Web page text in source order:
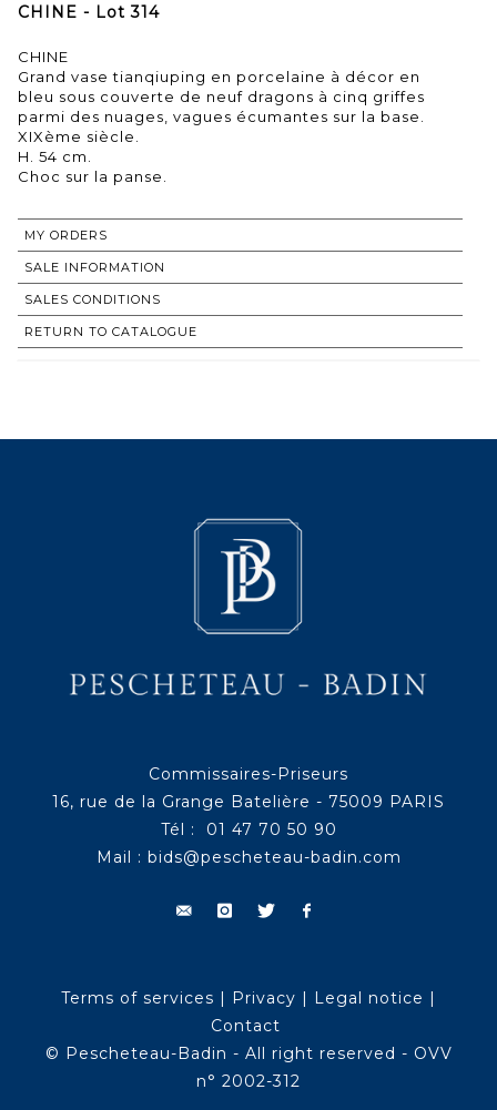
CHINE - Lot 314
CHINE
Grand vase tianqiuping en porcelaine à décor en
bleu sous couverte de neuf dragons à cinq griffes
parmi des nuages, vagues écumantes sur la base.
XIXème siècle.
H. 54 cm.
Choc sur la panse.
MY ORDERS
SALE INFORMATION
SALES CONDITIONS
RETURN TO CATALOGUE
Commissaires-Priseurs
16, rue de la Grange Batelière - 75009 PARIS
Tél : 01 47 70 50 90
Mail : bids@pescheteau-badin.com
Terms of services | Privacy | Legal notice |
Contact
© Pescheteau-Badin - All right reserved - OVV
n° 2002-312